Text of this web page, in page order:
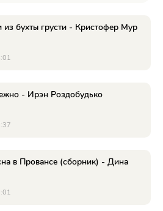
из бухты грусти - Кристофер Мур
- Ирэн Роздобудько
в Провансе (сборник) - Дина